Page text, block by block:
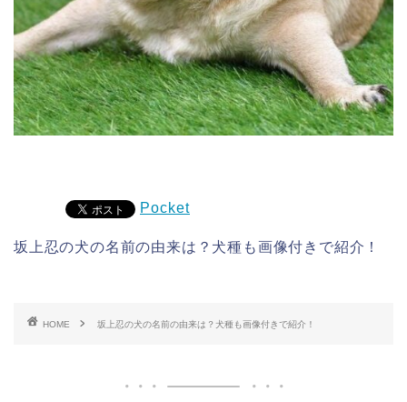
Pocket
坂上忍の犬の名前の由来は？犬種も画像付きで紹介！
HOME 坂上忍の犬の名前の由来は？犬種も画像付きで紹介！